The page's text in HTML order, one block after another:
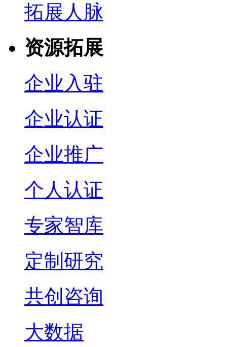
拓展人脉
资源拓展
企业入驻
企业认证
企业推广
个人认证
专家智库
定制研究
共创咨询
大数据